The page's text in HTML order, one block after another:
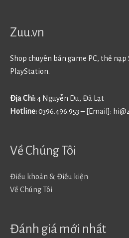
Zuu.vn
Shop chuyên bán game PC, thẻ
PlayStation.
Địa Chỉ:4 Nguyễn Du, Đà Lạt
Hotline:0396.496.953 – [Email]:
Về Chúng Tôi
Điều khoản & Điều kiện
Về Chúng Tôi
Đánh giá mới nhất